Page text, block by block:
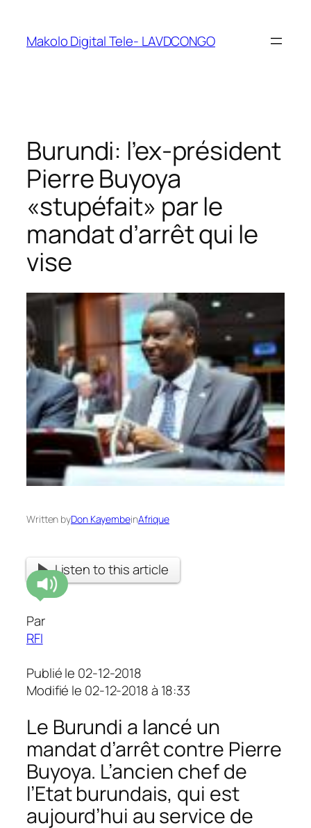
Makolo Digital Tele- LAVDCONGO
Burundi: l’ex-président
Pierre Buyoya
«stupéfait» par le
mandat d’arrêt qui le
vise
Written byDon KayembeinAfrique
Listen to this article
Par
RFI
Publié le 02-12-2018
Modifié le 02-12-2018 à 18:33
Le Burundi a lancé un
mandat d’arrêt contre Pierre
Buyoya. L’ancien chef de
l’Etat burundais, qui est
aujourd’hui au service de